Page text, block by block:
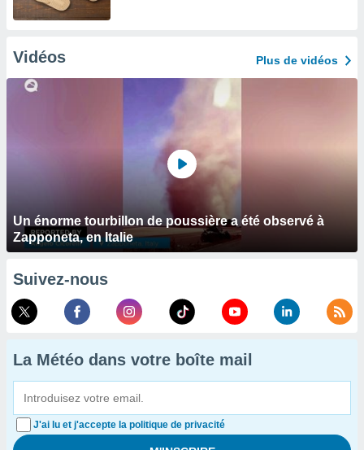
Vidéos Plus de vidéos
Un énorme tourbillon de poussière a été observé à
Zapponeta, en Italie
Suivez-nous
La Météo dans votre boîte mail
J'ai lu et j'accepte la politique de privacité